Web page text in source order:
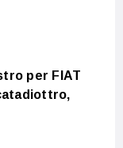
per FIAT